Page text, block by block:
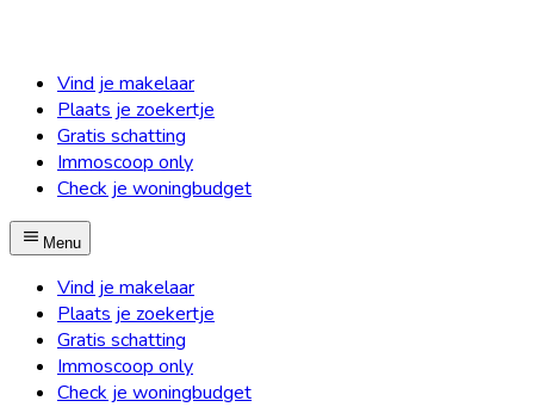
Vind je makelaar
Plaats je zoekertje
Gratis schatting
Immoscoop only
Check je woningbudget
Menu
Vind je makelaar
Plaats je zoekertje
Gratis schatting
Immoscoop only
Check je woningbudget